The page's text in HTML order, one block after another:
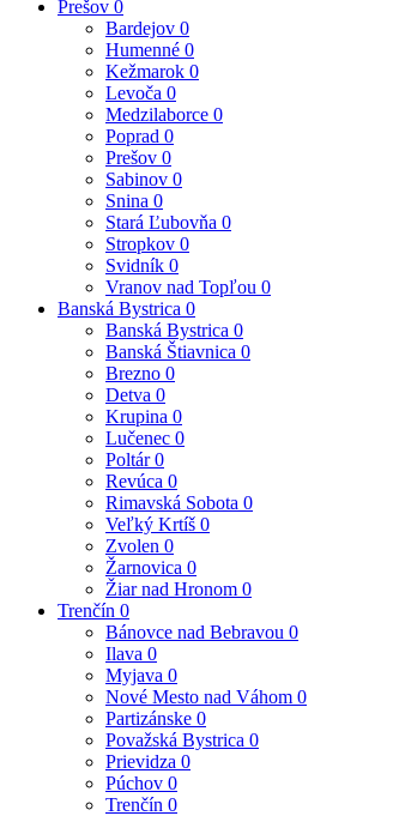
Prešov 0
Bardejov 0
Humenné 0
Kežmarok 0
Levoča 0
Medzilaborce 0
Poprad 0
Prešov 0
Sabinov 0
Snina 0
Stará Ľubovňa 0
Stropkov 0
Svidník 0
Vranov nad Topľou 0
Banská Bystrica 0
Banská Bystrica 0
Banská Štiavnica 0
Brezno 0
Detva 0
Krupina 0
Lučenec 0
Poltár0
Revúca 0
Rimavská Sobota 0
Veľký Krtíš 0
Zvolen 0
Žarnovica 0
Žiar nad Hronom 0
Trenčín 0
Bánovce nad Bebravou 0
Ilava 0
Myjava 0
Nové Mesto nad Váhom 0
Partizánske 0
Považská Bystrica 0
Prievidza 0
Púchov 0
Trenčín 0